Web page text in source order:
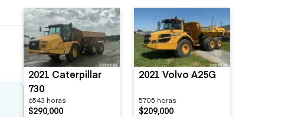
2021 Caterpillar
730
6543 horas
$290,000
2021 Volvo A25G
5705 horas
$209,000